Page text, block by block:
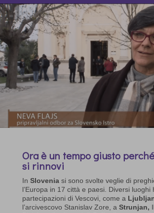
Ora è un tempo giusto
si rinnovi
In Sloveniasi sono svolte veglie di
l’Europa in 17 città e paesi. Diversi luoghi
partecipazioni di Vescovi, come a
l’arcivescovo Stanislav Zore, a Strunjan,